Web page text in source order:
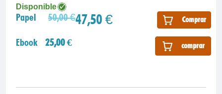
Disponible
Papel 50,00 €47,50 € Comprar
Ebook 25,00 € comprar